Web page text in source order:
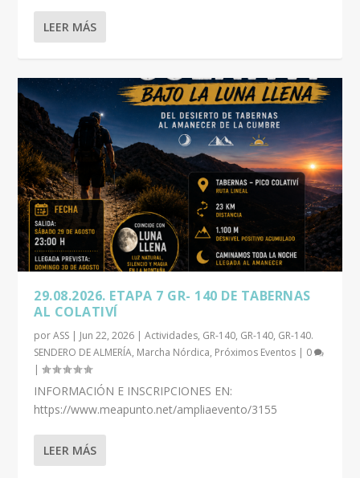
LEER MÁS
29.08.2026. ETAPA 7 GR- 140 DE TABERNAS
AL COLATIVÍ
porASS | Jun 22, 2026 |Actividades, GR-140, GR-140, GR-140.
SENDERO DE ALMERÍA, Marcha Nórdica, Próximos Eventos | 0
|
INFORMACIÓN E INSCRIPCIONES EN:
https://www.meapunto.net/ampliaevento/3155
LEER MÁS